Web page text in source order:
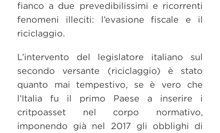
fianco a due prevedibilissimi e ricorrenti
fenomeni illeciti: l’evasione fiscale e il
riciclaggio.
L’intervento del legislatore italiano sul
secondo versante (riciclaggio) è stato
quanto mai tempestivo, se è vero che
l’Italia fu il primo Paese a inserire i
critpoasset nel corpo normativo,
imponendo già nel 2017 gli obblighi di